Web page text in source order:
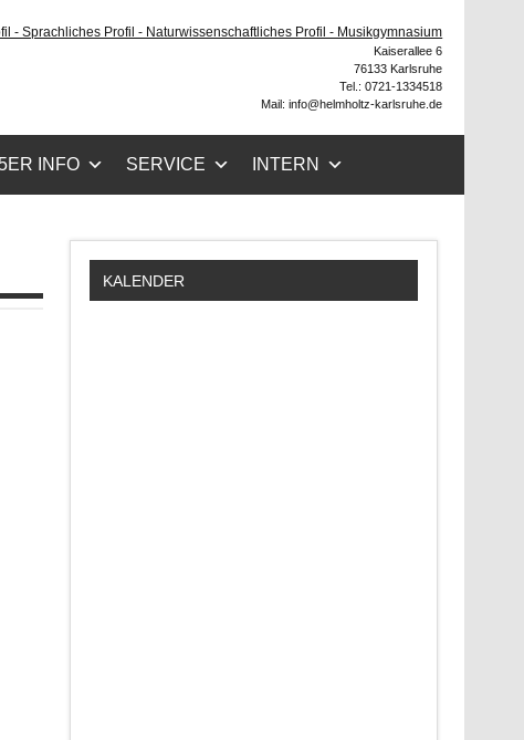
- Sprachliches Profil - Naturwissenschaftliches Profil - Musikgymnasium
Kaiserallee 6
76133 Karlsruhe
Tel.: 0721-1334518
Mail: info@helmholtz-karlsruhe.de
INFO SERVICE INTERN
KALENDER